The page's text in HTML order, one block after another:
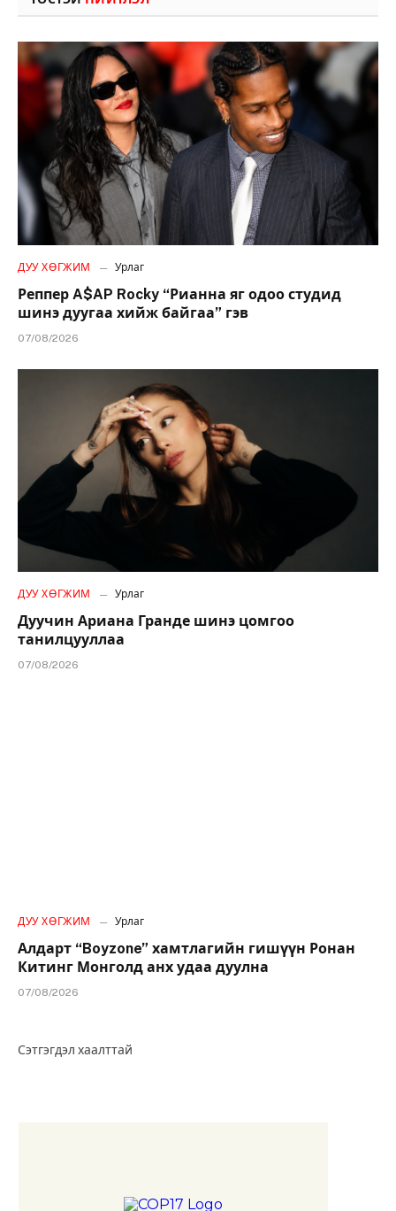
ДУУ ХӨГЖИМ Урлаг
Реппер A$AP Rocky “Рианна яг одоо студид
шинэ дуугаа хийж байгаа” гэв
07/08/2026
ДУУ ХӨГЖИМ Урлаг
Дуучин Ариана Гранде шинэ цомгоо
танилцууллаа
07/08/2026
ДУУ ХӨГЖИМ Урлаг
Алдарт “Boyzone” хамтлагийн гишүүн Ронан
Китинг Монголд анх удаа дуулна
07/08/2026
Сэтгэгдэл хаалттай